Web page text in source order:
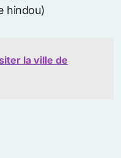
hindou)
la ville de